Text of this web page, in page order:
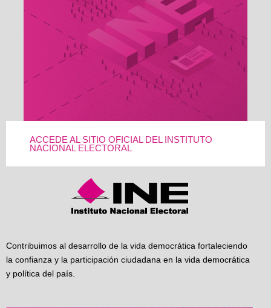
ACCEDE AL SITIO OFICIAL DEL INSTITUTO
NACIONAL ELECTORAL
Contribuimos al desarrollo de la vida democrática fortaleciendo
la confianza y la participación ciudadana en la vida democrática
y política del país.